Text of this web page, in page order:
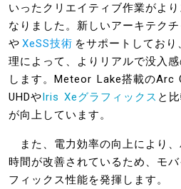
いったクリエイティブ作業がよ
なりました。新しいアーキテク
や XeSS技術 をサポートしてお
理によって、よりリアルで没入
します。Meteor Lake搭載のArc
UHDやIris Xeグラフィックス と
が向上しています。
また、電力効率の向上により
時間が改善されているため、モ
フィックス性能を発揮します。